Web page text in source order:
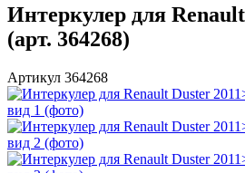
Интеркулер для
(арт. 364268)
Артикул 364268